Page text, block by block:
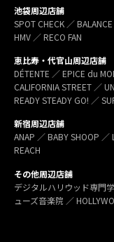
池袋周辺店舗
SPOT CHECK ／
HMV ／ RECO FAN
恵比寿・代官山周辺店舗
DÉTENTE ／ EPICE du
CALIFORNIA STREET ／
READY STEADY GO! ／
新宿周辺店舗
ANAP ／ BABY SHOOP ／
REACH
その他周辺店舗
デジタルハリウッド専門
ューズ音楽院 ／